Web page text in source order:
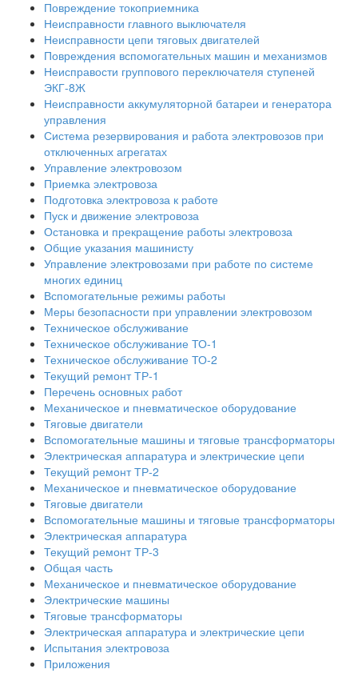
Повреждение токоприемника
Неисправности главного выключателя
Неисправности цепи тяговых двигателей
Повреждения вспомогательных машин и механизмов
Неисправости группового переключателя ступеней
ЭКГ-8Ж
Неисправности аккумуляторной батареи и генератора
управления
Система резервирования и работа электровозов при
отключенных агрегатах
Управление электровозом
Приемка электровоза
Подготовка электровоза к работе
Пуск и движение электровоза
Остановка и прекращение работы электровоза
Общие указания машинисту
Управление электровозами при работе по системе
многих единиц
Вспомогательные режимы работы
Меры безопасности при управлении электровозом
Техническое обслуживание
Техническое обслуживание ТО-1
Техническое обслуживание ТО-2
Текущий ремонт ТР-1
Перечень основных работ
Механическое и пневматическое оборудование
Тяговые двигатели
Вспомогательные машины и тяговые трансформаторы
Электрическая аппаратура и электрические цепи
Текущий ремонт ТР-2
Механическое и пневматическое оборудование
Тяговые двигатели
Вспомогательные машины и тяговые трансформаторы
Электрическая аппаратура
Текущий ремонт ТР-3
Общая часть
Механическое и пневматическое оборудование
Электрические машины
Тяговые трансформаторы
Электрическая аппаратура и электрические цепи
Испытания электровоза
Приложения